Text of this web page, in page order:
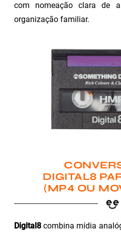
com nomeação clara de
organização familiar.
DIGITAL8
(MP4 OU
Digital8 combina mídia